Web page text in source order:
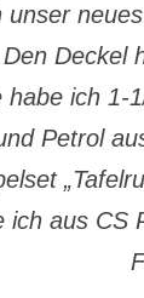
unser
Deckel
habe ich 1-
Petrol
ich aus CS